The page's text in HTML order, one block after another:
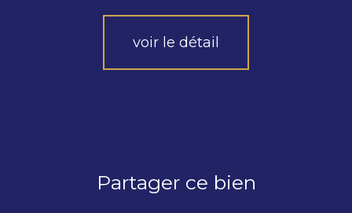
voir le détail
Partager ce bien